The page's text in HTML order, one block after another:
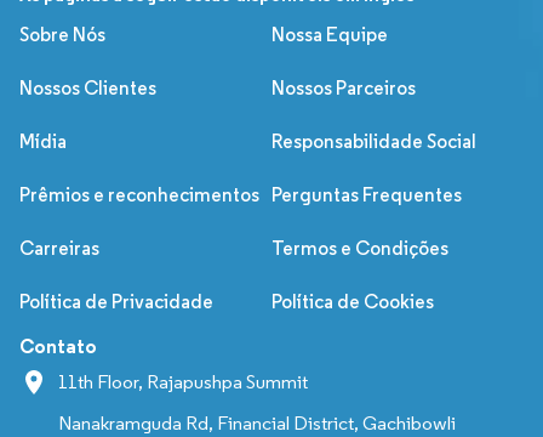
Sobre Nós
Nossa Equipe
Nossos Clientes Nossos Parceiros
Mídia Responsabilidade Social
Prêmios e reconhecimentos Perguntas Frequentes
Carreiras Termos e Condições
Política de Privacidade Política de Cookies
Contato
11th Floor, Rajapushpa Summit
Nanakramguda Rd, Financial District, Gachibowli